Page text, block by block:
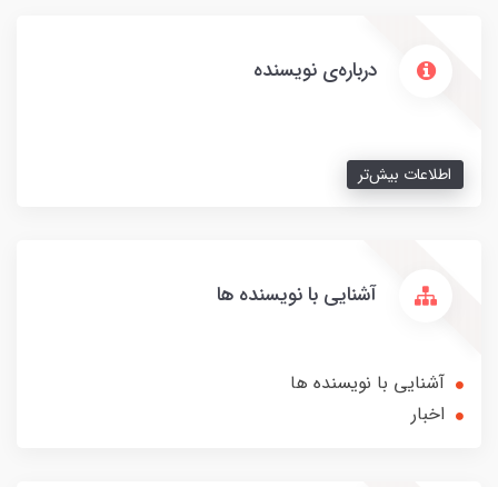
درباره‌ی نویسنده
اطلاعات بیش‌تر
آشنایی با نویسنده ها
آشنایی با نویسنده ها
اخبار